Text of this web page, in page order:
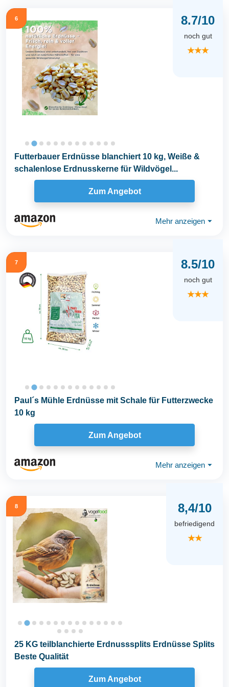
6 8.7/10
noch gut
★★★
Futterbauer Erdnüsse blanchiert 10 kg, Weiße &
schalenlose Erdnusskerne für Wildvögel...
Zum Angebot
Mehr anzeigen ⏷
7 8.5/10
noch gut
★★★
Paul´s Mühle Erdnüsse mit Schale für Futterzwecke
10 kg
Zum Angebot
Mehr anzeigen ⏷
8 8,4/10
befriedigend
★★
25 KG teilblanchierte Erdnusssplits Erdnüsse Splits
Beste Qualität
Zum Angebot